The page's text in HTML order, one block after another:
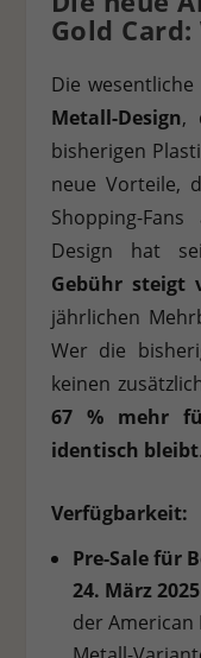
Gold
Die
Metall-Design,
bisherigen
neue Vorteile,
Shopping-
Design hat
Gebühr steigt
jährlichen
Wer die
keinen
67 % mehr
identisch bleibt.
Verfügbarkeit:
Pre-Sale für
24. März 2025
der American
Personenbezogene
Adressen), z. B. für
die Verwendung
Datenschutzerklärung
Verarbeitung Ihrer
nutzen zu können.
individueller
Funktionen der
Hier finden Sie eine
Sie können Ihre
oder sich weitere
bestimmte Cookies
Alle akzeptieren
Essenziell (1)
Statistiken (1)
Statistik Cookies
helfen uns zu verstehen,